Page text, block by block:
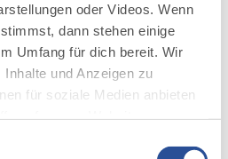
oder Videos. Wenn
dann stehen einige
Umfang für dich bereit. Wir
und Anzeigen zu
für soziale Medien anbieten
Wies
©